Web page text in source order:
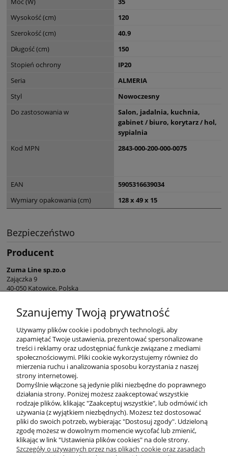
wyjątkowy element dekoracyjny. Jej nowoczesny, minimalistyczny
design doskonale komponuje się z loftowymi wnętrzami, dodając im
elegancji i stylu. Ożyw swoje wnętrze z lampą ALMERIA i ciesz się jej
niepowtarzalnym urokiem każdego dnia.
Z lampą ALMERIA Twoje wnętrze zyska nowy wymiar - połączenie
pomieszczenia będą wyglądać wyjątkowo i niepowtarzalnie.
Wysokość (cm)
120
Szerokość (cm)
40.9
Długość (cm)
150
Stopień ochrony
IP20
Seria
ALMERIA
Styl
Nowoczesny
Do zastosowania w
Salon, jadalnia, kuchnia,
gabinet / biuro, korytarz / hol,
sypialnia
Kod MPN
2843-000-200-000-0075
EAN
5905316639034
Wymiary opakowania (cm)
128 x 49 x 15
Bezpieczeństwo
Producent
Zuma Line sp.zo.o
Zajączka 9
40-050 Katowice, Polska
+48 32 730 66 10
KONTAKT
DODATKOWE
MOJE KONTO
Szanujemy Twoją prywatność
Używamy plików cookie i podobnych technologii, aby
zapamiętać Twoje ustawienia, prezentować spersonalizowane
treści i reklamy oraz udostępniać funkcje związane z mediami
społecznościowymi. Pliki cookie wykorzystujemy również do
mierzenia ruchu i analizowania sposobu korzystania z naszej
strony internetowej.
Domyślnie włączone są jedynie pliki niezbędne do poprawnego
działania strony. Poniżej możesz zaakceptować wszystkie
rodzaje plików, klikając "Zaakceptuj wszystkie", lub odmówić ich
używania (z wyjątkiem niezbędnych). Możesz też dostosować
pliki do swoich potrzeb, wybierając "Dostosuj zgody". Udzieloną
zgodę możesz w dowolnym momencie wycofać lub zmienić,
klikając w link "Ustawienia plików cookies" na dole strony.
Szczegóły o używanych przez nas plikach cookie oraz zasadach